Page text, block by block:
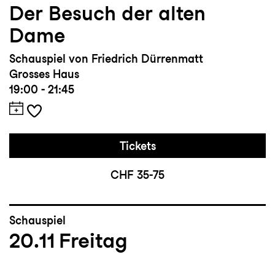
Der Besuch der alten
Dame
Schauspiel von Friedrich Dürrenmatt
Grosses Haus
19:00 - 21:45
Tickets
CHF 35-75
Schauspiel
20.11 Freitag